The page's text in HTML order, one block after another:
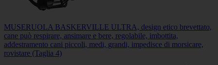
MUSERUOLA BASKERVILLE ULTRA, design etico brevettato,
cane può respirare, ansimare e bere, regolabile, imbottita,
addestramento cani piccoli, medi, grandi, impedisce di morsicare,
rovistare (Taglia 4)